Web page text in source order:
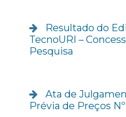
Resultado do
TecnoURI –
Pesquisa
Ata de
Prévia de Preços